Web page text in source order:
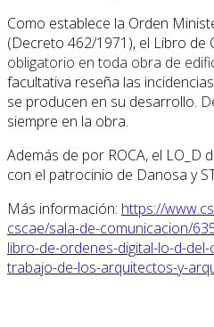
Como establece la Orden
(Decreto 462/1971), el Libro de
obligatorio en toda obra de
facultativa reseña las
se producen en su desarrollo.
siempre en la obra.
Además de por ROCA, el LO_D
con el patrocinio de Danosa y
Más información: https://
cscae/sala-de-comunicacion/
libro-de-ordenes-digital-lo-d-
trabajo-de-los-arquitectos-y-